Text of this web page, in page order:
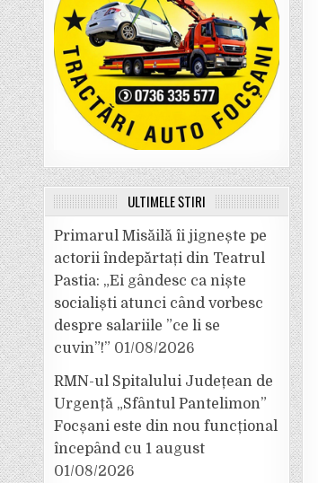
ULTIMELE ȘTIRI
Primarul Misăilă îi jignește pe
actorii îndepărtați din Teatrul
Pastia: „Ei gândesc ca niște
socialiști atunci când vorbesc
despre salariile ”ce li se
cuvin”!” 01/08/2026
RMN-ul Spitalului Județean de
Urgență „Sfântul Pantelimon”
Focșani este din nou funcțional
începând cu 1 august
01/08/2026